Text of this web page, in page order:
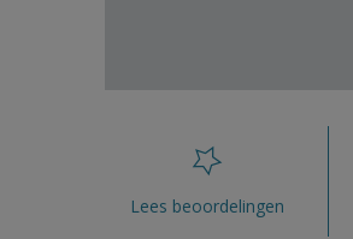
Lees beoordelingen